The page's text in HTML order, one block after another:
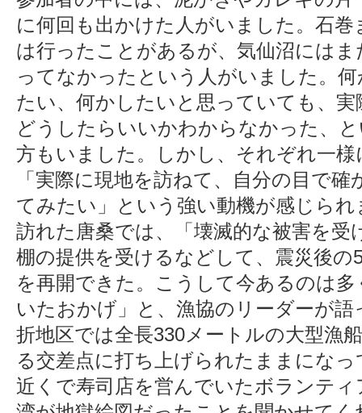
に何回も出かけた人がいました。石巻
は行ったことがあるが、気仙沼にはま
ってなかったという人がいました。
たい、何かしたいと思っていても、実
どうしたらいいかわからなかった、
方もいました。しかし、それぞれ一様
「実際に現地を訪ねて、自分の目で確
てみたい」という強い動機が感じられ
訪れた唐桑では、「壊滅的な被害を受
棚の提供を受けるなどして、震災後
を再開できた。こうして今あるのは
いたおかげ」と、漁協のリーダーが
折地区では全長330メートルの大型漁
る交差点に打ち上げられたままにな
近くで寿司店を営んでいたボランテ